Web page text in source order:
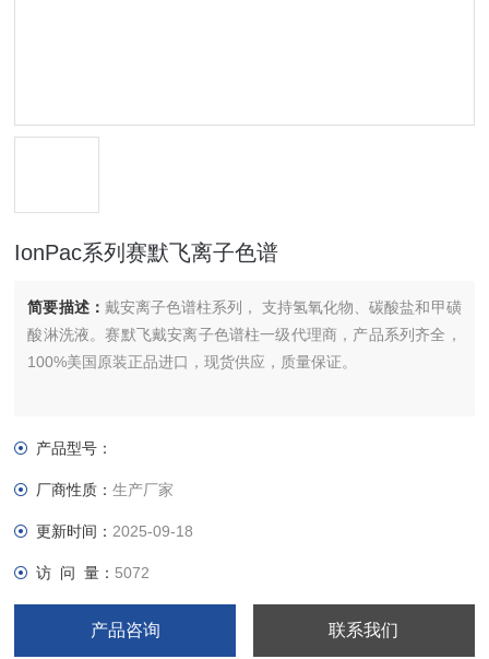
IonPac系列赛默飞离子色谱
简要描述： 戴安离子色谱柱系列， 支持氢氧化物、碳酸盐和甲磺
酸淋洗液。赛默飞戴安离子色谱柱一级代理商，产品系列齐全，
100%美国原装正品进口，现货供应，质量保证。
产品型号：
厂商性质：生产厂家
更新时间： 2025-09-18
访 问 量： 5072
产品咨询 联系我们